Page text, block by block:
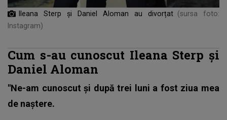
Ileana Sterp și Daniel Aloman au divorțat (sursa foto:
Instagram)
Cum s-au cunoscut Ileana Sterp și
Daniel Aloman
"Ne-am cunoscut și după trei luni a fost ziua mea
de naștere.